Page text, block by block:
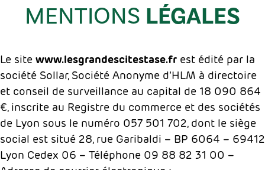
MENTIONS LÉGALES
Le site www.lesgrandescitestase.fr est édité par la
société Sollar, Société Anonyme d’HLM à directoire
et conseil de surveillance au capital de 18 090 864
€, inscrite au Registre du commerce et des sociétés
de Lyon sous le numéro 057 501 702, dont le siège
social est situé 28, rue Garibaldi – BP 6064 – 69412
Lyon Cedex 06 – Téléphone 09 88 82 31 00 –